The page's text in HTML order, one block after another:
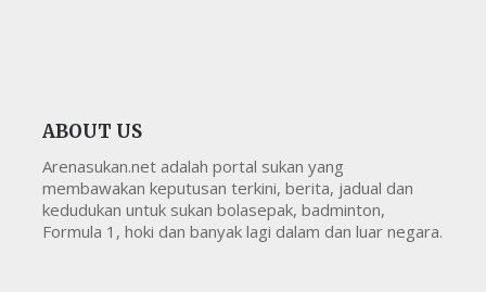
ABOUT US
Arenasukan.net adalah portal sukan yang
membawakan keputusan terkini, berita, jadual dan
kedudukan untuk sukan bolasepak, badminton,
Formula 1, hoki dan banyak lagi dalam dan luar negara.